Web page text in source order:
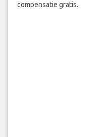
compensatie gratis.